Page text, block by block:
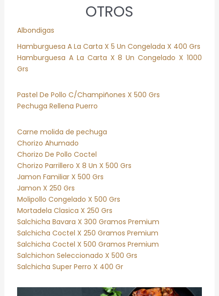
OTROS
Albondigas
Hamburguesa A La Carta X 5 Un Congelada X 400 Grs
Hamburguesa A La Carta X 8 Un Congelado X 1000
Grs
Pastel De Pollo C/Champiñones X 500 Grs
Pechuga Rellena Puerro
Carne molida de pechuga
Chorizo Ahumado
Chorizo De Pollo Coctel
Chorizo Parrillero X 8 Un X 500 Grs
Jamon Familiar X 500 Grs
Jamon X 250 Grs
Molipollo Congelado X 500 Grs
Mortadela Clasica X 250 Grs
Salchicha Bavara X 300 Gramos Premium
Salchicha Coctel X 250 Gramos Premium
Salchicha Coctel X 500 Gramos Premium
Salchichon Seleccionado X 500 Grs
Salchicha Super Perro X 400 Gr